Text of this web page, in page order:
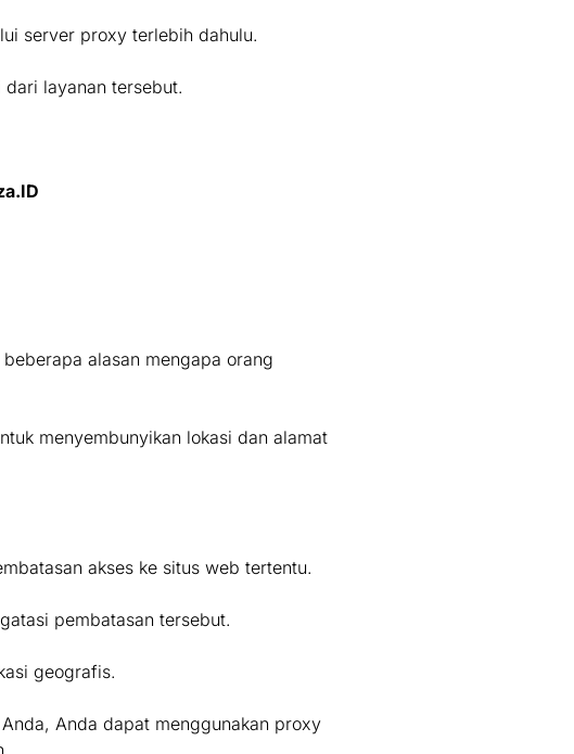
server proxy terlebih dahulu.
layanan tersebut.
alasan mengapa orang
menyembunyikan lokasi dan alamat
akses ke situs web tertentu.
pembatasan tersebut.
geografis.
Anda dapat menggunakan proxy